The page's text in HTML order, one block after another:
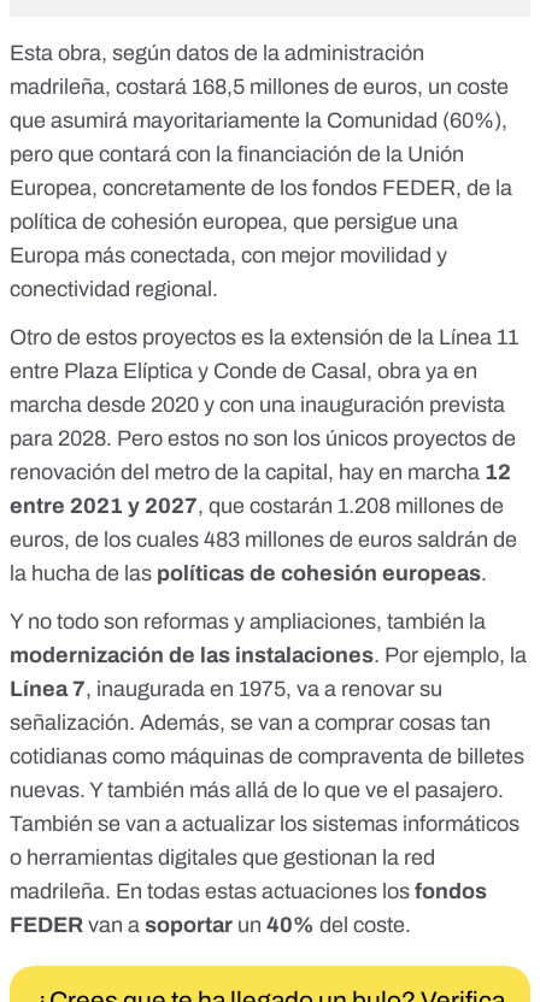
Esta obra, según datos de la administración
madrileña, costará 168,5 millones de euros, un coste
que asumirá mayoritariamente la Comunidad (60%),
pero que contará con la financiación de la Unión
Europea, concretamente de los fondos FEDER, de la
política de cohesión europea, que persigue una
Europa más conectada, con mejor movilidad y
conectividad regional.
Otro de estos proyectos es la extensión de la Línea 11
entre Plaza Elíptica y Conde de Casal , obra ya en
marcha desde 2020 y con una inauguración prevista
para 2028. Pero estos no son los únicos proyectos de
renovación del metro de la capital, hay en marcha 12
entre 2021 y 2027, que costarán 1.208 millones de
euros, de los cuales 483 millones de euros saldrán de
la hucha de las políticas de cohesión europeas.
Y no todo son reformas y ampliaciones, también la
modernización de las instalaciones. Por ejemplo, la
Línea 7, inaugurada en 1975, va a renovar su
señalización. Además, se van a comprar cosas tan
cotidianas como máquinas de compraventa de billetes
nuevas. Y también más allá de lo que ve el pasajero.
También se van a actualizar los sistemas informáticos
o herramientas digitales que gestionan la red
madrileña. En todas estas actuaciones los fondos
FEDER van a soportar un 40% del coste.